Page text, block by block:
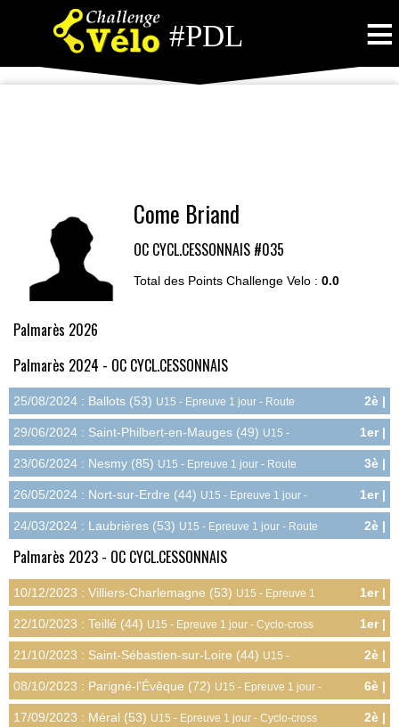
#PDL ≡
Come Briand
OC CYCL.CESSONNAIS #035
Total des Points Challenge Velo : 0.0
Palmarès 2026
Palmarès 2024 - OC CYCL.CESSONNAIS
25/08/2024 : Ballots (53) U15 - Epreuve 1 jour - Route
2è |
5.4pts
29/06/2024 : Saint-Philbert-en-Mauges (49) U15 -
Epreuve 1 jour - Route
1er |
6.0pts
23/06/2024 : Nesmy (85) U15 - Epreuve 1 jour - Route
3è |
4.8pts
26/05/2024 : Nort-sur-Erdre (44) U15 - Epreuve 1 jour -
Route
1er |
6.0pts
24/03/2024 : Laubrières (53) U15 - Epreuve 1 jour - Route
2è |
5.4pts
Palmarès 2023 - OC CYCL.CESSONNAIS
10/12/2023 : Villiers-Charlemagne (53) U15 - Epreuve 1
jour - Cyclo-cross
1er |
6.0pts
22/10/2023 : Teillé (44) U15 - Epreuve 1 jour - Cyclo-cross
1er |
6.0pts
21/10/2023 : Saint-Sébastien-sur-Loire (44) U15 -
Epreuve 1 jour - Cyclo-cross
2è |
5.4pts
08/10/2023 : Parigné-l'Évêque (72) U15 - Epreuve 1 jour -
Cyclo-cross
6è |
3.0pts
17/09/2023 : Méral (53) U15 - Epreuve 1 jour - Cyclo-cross
2è |